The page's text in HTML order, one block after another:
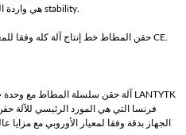
2. هي واردة الجهاز بدقة عالية، وظيفة متطورة وعالية stability.
4. تمت الموافقة على REP-C حقن المطاط خط إنتاج آلة كله وفقا للمعايير السلامة CE.
الجهاز بدقة وفقا لمعيار الأوروبي مع مزايا